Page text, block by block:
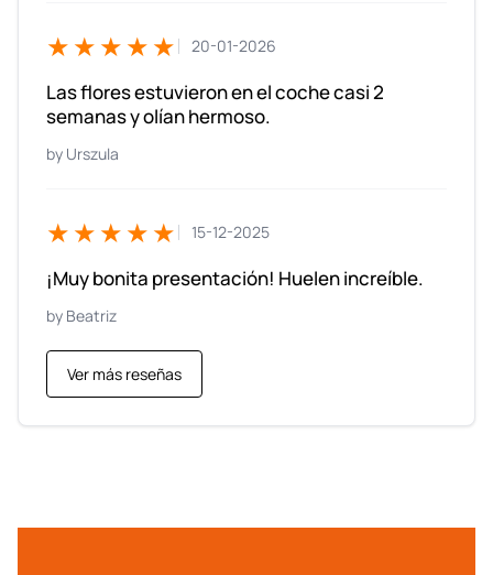
★★★★★ 20-01-2026
Las flores estuvieron en el coche casi 2
semanas y olían hermoso.
Urszula
★★★★★ 15-12-2025
¡Muy bonita presentación! Huelen increíble.
Beatriz
Ver más reseñas